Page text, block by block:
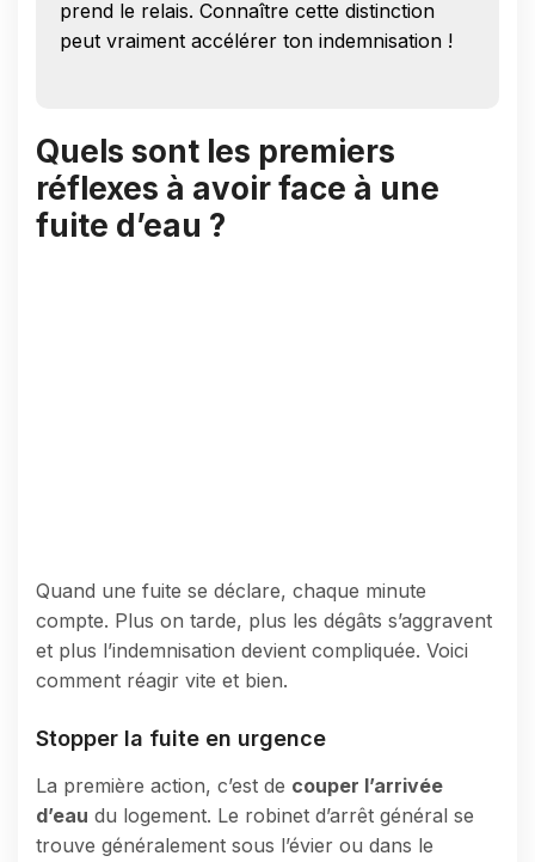
prend le relais. Connaître cette distinction
peut vraiment accélérer ton indemnisation !
Quels sont les premiers
réflexes à avoir face à une
fuite d’eau ?
Quand une fuite se déclare, chaque minute
compte. Plus on tarde, plus les dégâts s’aggravent
et plus l’indemnisation devient compliquée. Voici
comment réagir vite et bien.
Stopper la fuite en urgence
La première action, c’est de couper l’arrivée
d’eau du logement. Le robinet d’arrêt général se
trouve généralement sous l’évier ou dans le